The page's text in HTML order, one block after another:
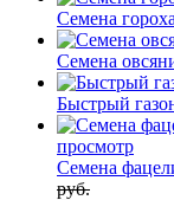
Семена
Семена
Быстрый
просмотр
Семена
руб.